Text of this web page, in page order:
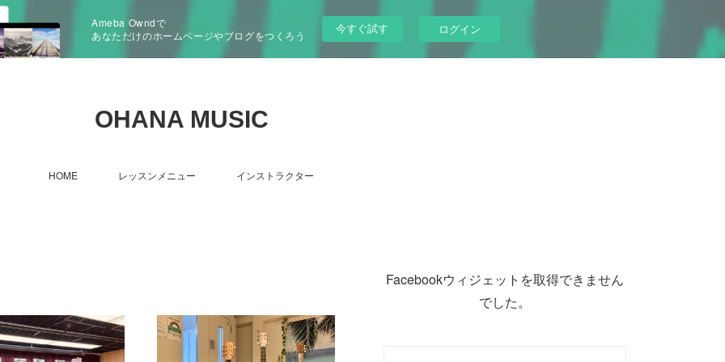
Ameba Owndで
あなただけのホームページやブログをつくろう
今すぐ試す ログイン
OHANA MUSIC
HOME レッスンメニュー インストラクター
Facebookウィジェットを取得できません
でした。